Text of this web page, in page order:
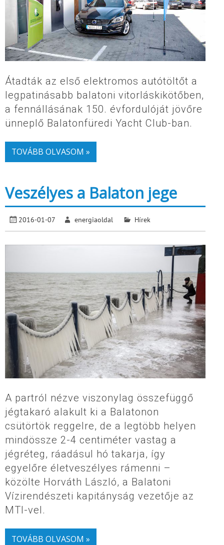
Átadták az első elektromos autótöltőt a
legpatinásabb balatoni vitorláskikötőben,
a fennállásának 150. évfordulóját jövőre
ünneplő Balatonfüredi Yacht Club-ban.
TOVÁBB OLVASOM »
Veszélyes a Balaton jege
2016-01-07 energiaoldal Hírek
A partról nézve viszonylag összefüggő
jégtakaró alakult ki a Balatonon
csütörtök reggelre, de a legtöbb helyen
mindössze 2-4 centiméter vastag a
jégréteg, ráadásul hó takarja, így
egyelőre életveszélyes rámenni –
közölte Horváth László, a Balatoni
Vízirendészeti kapitányság vezetője az
MTI-vel.
TOVÁBB OLVASOM »